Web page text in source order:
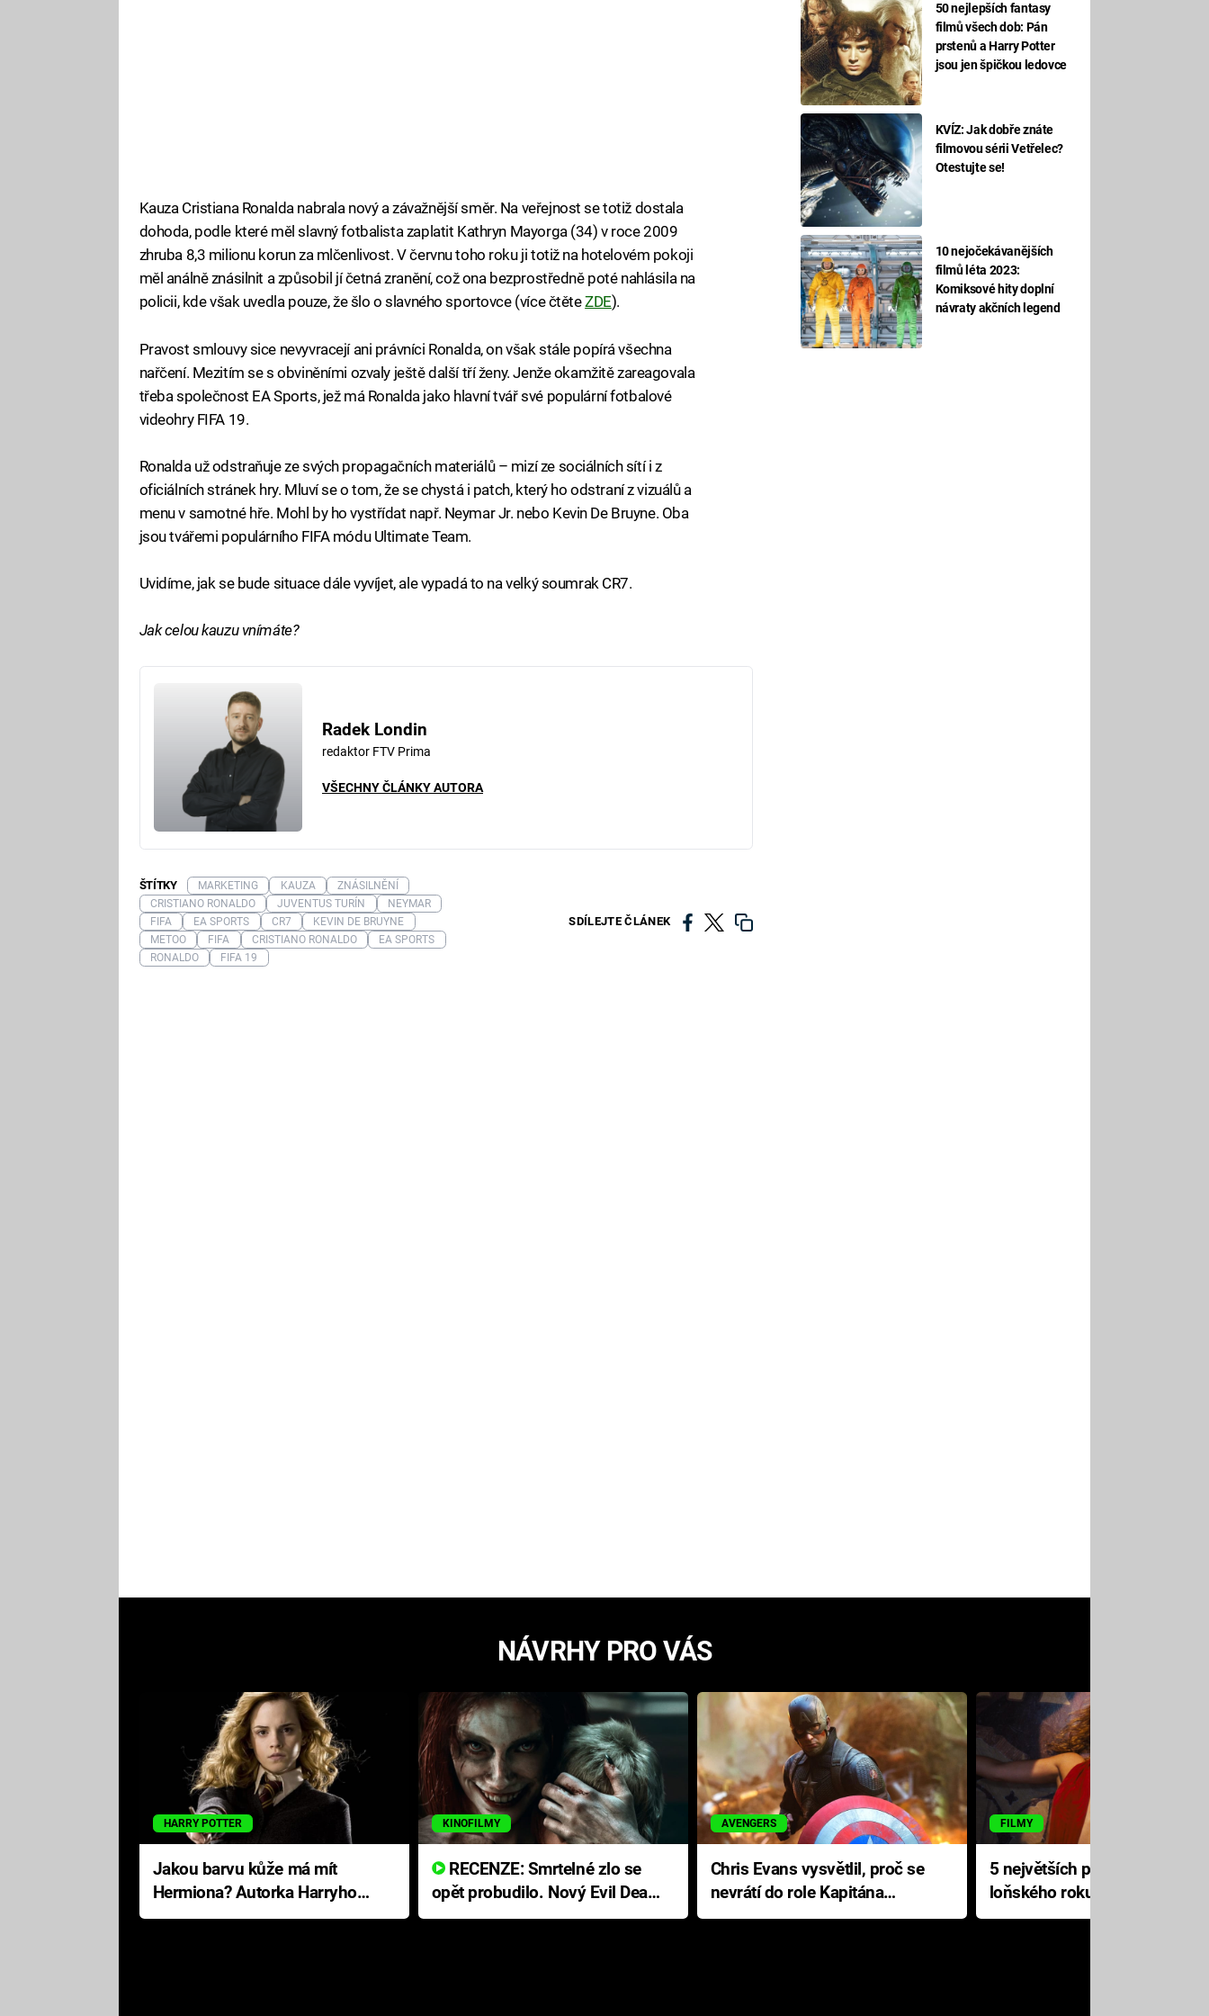
50 nejlepších fantasy
filmů všech dob: Pán
prstenů a Harry Potter
jsou jen špičkou ledovce
KVÍZ: Jak dobře znáte
filmovou sérii Vetřelec?
Otestujte se!
10 nejočekávanějších
filmů léta 2023:
Komiksové hity doplní
návraty akčních legend
Kauza Cristiana Ronalda nabrala nový a závažnější směr. Na veřejnost se totiž dostala
dohoda, podle které měl slavný fotbalista zaplatit Kathryn Mayorga (34) v roce 2009
zhruba 8,3 milionu korun za mlčenlivost. V červnu toho roku ji totiž na hotelovém pokoji
měl análně znásilnit a způsobil jí četná zranění, což ona bezprostředně poté nahlásila na
policii, kde však uvedla pouze, že šlo o slavného sportovce (více čtěteZDE).
Pravost smlouvy sice nevyvracejí ani právníci Ronalda, on však stále popírá všechna
nařčení. Mezitím se s obviněními ozvaly ještě další tří ženy. Jenže okamžitě zareagovala
třeba společnost EA Sports, jež má Ronalda jako hlavní tvář své populární fotbalové
videohry FIFA 19.
Ronalda už odstraňuje ze svých propagačních materiálů – mizí ze sociálních sítí i z
oficiálních stránek hry. Mluví se o tom, že se chystá i patch, který ho odstraní z vizuálů a
menu v samotné hře. Mohl by ho vystřídat např. Neymar Jr. nebo Kevin De Bruyne. Oba
jsou tvářemi populárního FIFA módu Ultimate Team.
Uvidíme, jak se bude situace dále vyvíjet, ale vypadá to na velký soumrak CR7.
Jak celou kauzu vnímáte?
Radek Londin
redaktor FTV Prima
VŠECHNY ČLÁNKY AUTORA
SDÍLEJTE ČLÁNEK
ŠTÍTKY MARKETING KAUZA
ZNÁSILNĚNÍ
CRISTIANO RONALDO
JUVENTUS TURÍN
NEYMAR
FIFA
EA SPORTS CR7
KEVIN DE BRUYNE
METOO
FIFA CRISTIANO RONALDO
EA SPORTS
RONALDO
FIFA 19
NÁVRHY PRO VÁS
HARRY POTTER
Jakou barvu kůže má mít
Hermiona? Autorka Harryho
Pottera přišla s ráznou
KINOFILMY
RECENZE: Smrtelné zlo se
opět probudilo. Nový Evil Dead
přichází s neodolatelnou
AVENGERS
Chris Evans vysvětlil, proč se
nevrátí do role Kapitána
Ameriky
FILMY
5 největších propadáků
loňského roku: Disney na
jediné katastrofě prodělal 200